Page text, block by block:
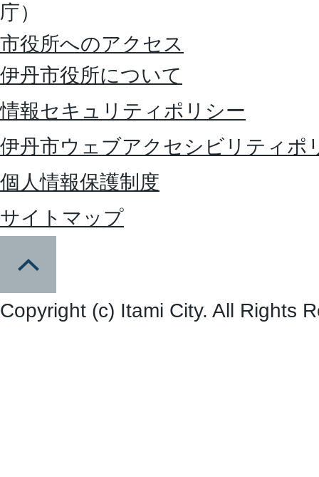
庁）
市役所へのアクセス
伊丹市役所について
情報セキュリティポリシー
伊丹市ウェブアクセシビリティポ
個人情報保護制度
サイトマップ
Copyright (c) Itami City. All Rights